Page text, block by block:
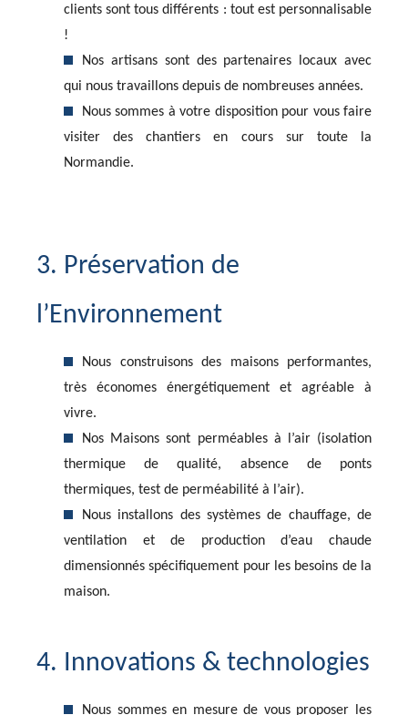
clients sont tous différents : tout est personnalisable
!
Nos artisans sont des partenaires locaux avec
qui nous travaillons depuis de nombreuses années.
Nous sommes à votre disposition pour vous faire
visiter des chantiers en cours sur toute la
Normandie.
3. Préservation de
l’Environnement
Nous construisons des maisons performantes,
très économes énergétiquement et agréable à
vivre.
Nos Maisons sont perméables à l’air (isolation
thermique de qualité, absence de ponts
thermiques, test de perméabilité à l’air).
Nous installons des systèmes de chauffage, de
ventilation et de production d’eau chaude
dimensionnés spécifiquement pour les besoins de la
maison.
4. Innovations & technologies
Nous sommes en mesure de vous proposer les